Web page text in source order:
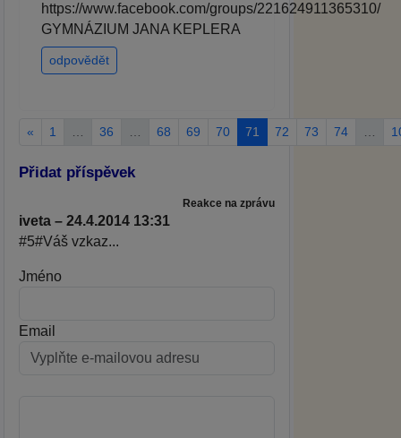
https://www.facebook.com/groups/221624911365310/
GYMNÁZIUM JANA KEPLERA
odpovědět
« 1 36 68 69 70 71 72 73 74
Přidat příspěvek
Reakce na zprávu
iveta – 24.4.2014 13:31
#5#Váš vzkaz...
Jméno
Email